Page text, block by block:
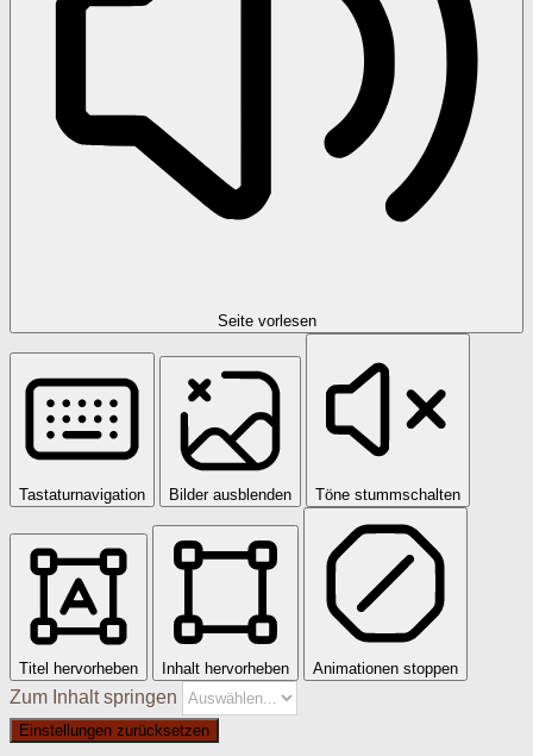
Seite vorlesen
Tastaturnavigation Bilder ausblenden Töne stummschalten
Titel hervorheben Inhalt hervorheben Animationen stoppen
Zum Inhalt springen
Einstellungen zurücksetzen